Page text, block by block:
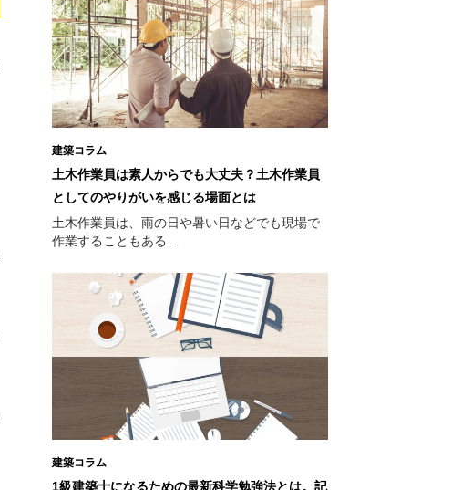
建築コラム
土木作業員は素人からでも大丈夫？土木作業員
としてのやりがいを感じる場面とは
土木作業員は、雨の日や暑い日などでも現場で
作業することもある…
建築コラム
1級建築士になるための最新科学勉強法とは。記